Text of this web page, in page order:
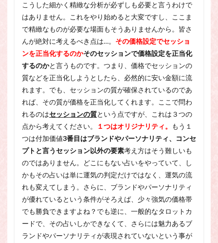
こうした細かく精緻な分析が必ずしも必要と言うわけで
はありません。これをやり始めると大変ですし、ここま
で精緻なものが必要な場面もそうありませんから。皆さ
んが絶対に考えるべき点は…。 その価格設定でセッショ
ンを正当化するのかそのセッションで価格設定を正当化
するのかと言うものです。つまり、価格でセッションの
質などを正当化しようとしたら、必然的に安い金額に流
れます。でも、セッションの質が確保されているのであ
れば、その質が価格を正当化してくれます。ここで問わ
れるのはセッションの質という点ですが、これは３つの
点から考えてください。
１つはオリジナリティ。
もう１
つは付加価値3番目はブランドやパーソナリティ、コンセ
プトと言うセッション以外の要素考え方はそう難しいも
のではありません。どこにもない占いをやっていて、し
かもその占いは単に運気の判定だけではなく、運気の流
れも変えてしまう。さらに、ブランドやパーソナリティ
が優れているという条件がそろえば、少々強気の価格帯
でも勝負できますよね？でも逆に、一般的なタロットカ
ードで、その占いしかできなくて、さらには魅力あるブ
ランドやパーソナリティが表現されていないという事が